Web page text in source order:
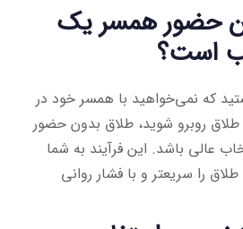
حضور همسر یک
است؟
که نمی‌خواهید با همسر خود در
طلاق روبرو شوید، طلاق بدون حضور
عالی باشد. این فرآیند به شما
را سریعتر و با فشار روانی